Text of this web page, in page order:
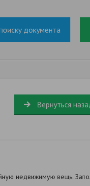
документа
Вернуться
недвижимую вещь.